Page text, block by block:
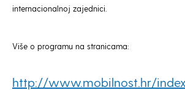
internacionalnoj zajednici.
Više o programu na stranicama:
http://www.mobilnost.hr/